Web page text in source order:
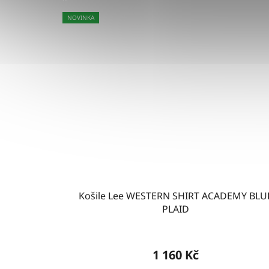
NOVINKA
Košile Lee WESTERN SHIRT ACADEMY
PLAID
1 160 Kč